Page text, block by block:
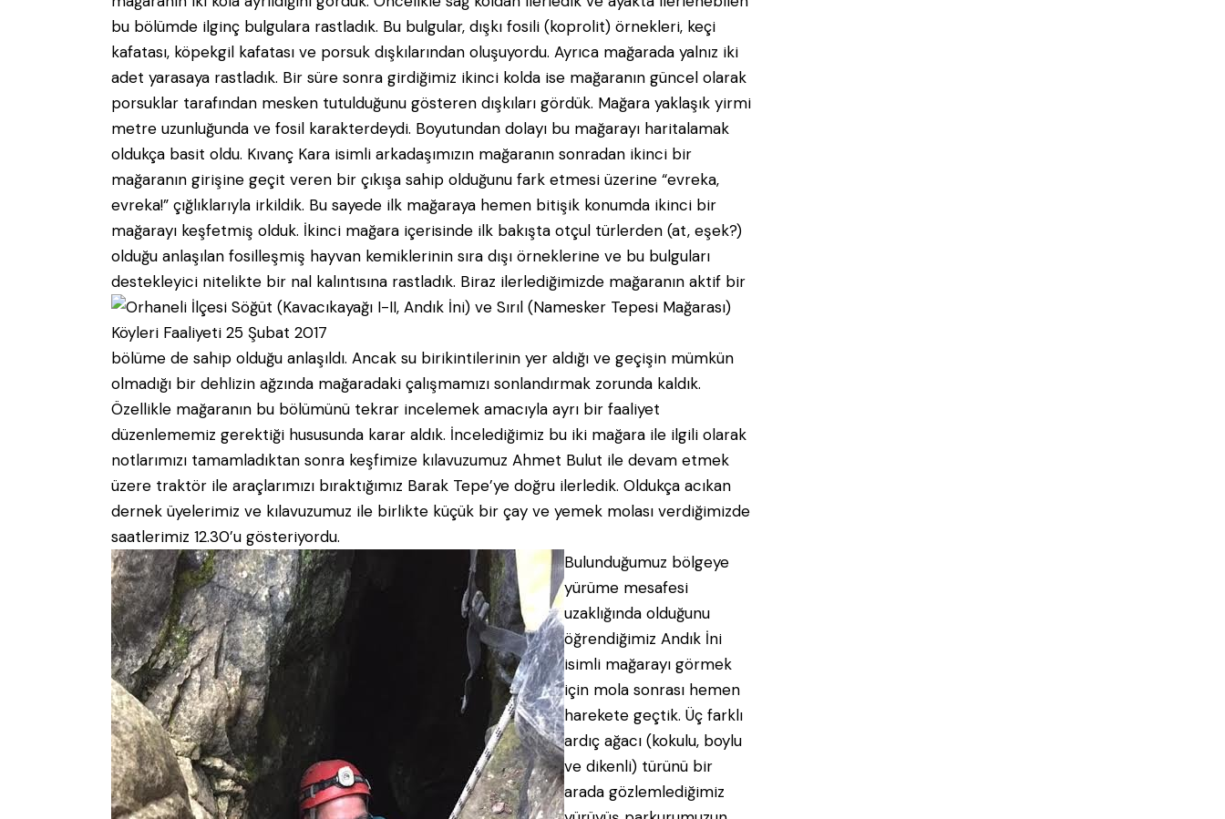
bu bölümde ilginç bulgulara rastladık. Bu bulgular, dışkı fosili (koprolit) örnekleri, keçi
kafatası, köpekgil kafatası ve porsuk dışkılarından oluşuyordu. Ayrıca mağarada yalnız iki
adet yarasaya rastladık. Bir süre sonra girdiğimiz ikinci kolda ise mağaranın güncel olarak
porsuklar tarafından mesken tutulduğunu gösteren dışkıları gördük. Mağara yaklaşık yirmi
metre uzunluğunda ve fosil karakterdeydi. Boyutundan dolayı bu mağarayı haritalamak
oldukça basit oldu. Kıvanç Kara isimli arkadaşımızın mağaranın sonradan ikinci bir
mağaranın girişine geçit veren bir çıkışa sahip olduğunu fark etmesi üzerine “evreka,
evreka!” çığlıklarıyla irkildik. Bu sayede ilk mağaraya hemen bitişik konumda ikinci bir
mağarayı keşfetmiş olduk. İkinci mağara içerisinde ilk bakışta otçul türlerden (at, eşek?)
olduğu anlaşılan fosilleşmiş hayvan kemiklerinin sıra dışı örneklerine ve bu bulguları
destekleyici nitelikte bir nal kalıntısına rastladık. Biraz ilerlediğimizde mağaranın aktif bir
bölüme de sahip olduğu anlaşıldı. Ancak su birikintilerinin yer aldığı ve geçişin mümkün
olmadığı bir dehlizin ağzında mağaradaki çalışmamızı sonlandırmak zorunda kaldık.
Özellikle mağaranın bu bölümünü tekrar incelemek amacıyla ayrı bir faaliyet
düzenlememiz gerektiği hususunda karar aldık. İncelediğimiz bu iki mağara ile ilgili olarak
notlarımızı tamamladıktan sonra keşfimize kılavuzumuz Ahmet Bulut ile devam etmek
üzere traktör ile araçlarımızı bıraktığımız Barak Tepe’ye doğru ilerledik. Oldukça acıkan
dernek üyelerimiz ve kılavuzumuz ile birlikte küçük bir çay ve yemek molası verdiğimizde
saatlerimiz 12.30’u gösteriyordu.
Bulunduğumuz bölgeye
yürüme mesafesi
uzaklığında olduğunu
öğrendiğimiz Andık İni
isimli mağarayı görmek
için mola sonrası hemen
harekete geçtik. Üç farklı
ardıç ağacı (kokulu, boylu
ve dikenli) türünü bir
arada gözlemlediğimiz